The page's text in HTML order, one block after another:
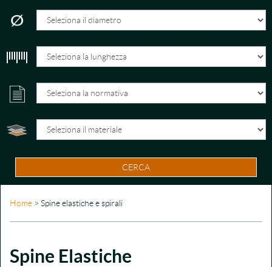
CERCA
Home > Spine elastiche e spirali
Spine Elastiche